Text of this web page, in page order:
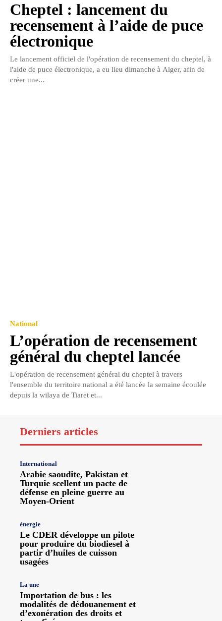
Cheptel : lancement du
recensement à l’aide de puce
électronique
Le lancement officiel de l'opération de recensement du cheptel, à
l'aide de puce électronique, a eu lieu dimanche à Alger, afin de
créer une...
National
L’opération de recensement
général du cheptel lancée
L'opération de recensement général du cheptel à travers
l'ensemble du territoire national a été lancée la semaine écoulée
depuis la wilaya de Tiaret et...
Derniers articles
International
Arabie saoudite, Pakistan et
Turquie scellent un pacte de
défense en pleine guerre au
Moyen-Orient
énergie
Le CDER développe un pilote
pour produire du biodiesel à
partir d’huiles de cuisson
usagées
La une
Importation de bus : les
modalités de dédouanement et
d’exonération des droits et